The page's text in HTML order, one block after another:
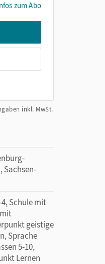
zum Abo
inkl. MwSt.
Sachsen-
Schule mit
geistige
Sprache
5-10,
Lernen